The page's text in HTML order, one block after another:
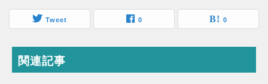
Tweet 0 0
関連記事